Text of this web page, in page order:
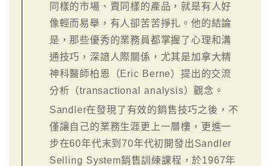
同樣的市場、賣同樣的產品，就是有人好
像輕而易舉，有人卻苦苦掙扎。他的結論
是，那些優秀的業務員都掌握了心理和溝
通技巧，深諳人際關係，尤其是加拿大精
神科醫師柏恩（Eric Berne）提出的交流
分析（transactional analysis）觀念。
Sandler在發現了有效的銷售技巧之後，不
僅讓自己的業務生涯更上一層樓，更進一
步在60年代末到70年代初開發出Sandler
Selling System銷售訓練課程，於1967年